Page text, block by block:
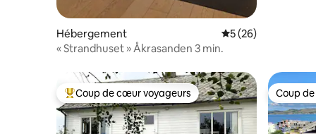
Hébergement Évaluation
5 (26)
« Strandhuset » Åkrasanden 3 min.
Coups de cœur voyageurs les plus appréciés
Coup de cœur voyageurs Coup
Coup